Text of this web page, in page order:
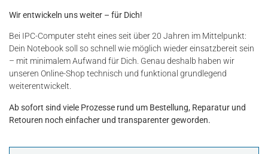
Wir entwickeln uns weiter – für Dich!
Bei IPC-Computer steht eines seit über 20 Jahren im Mittelpunkt:
Dein Notebook soll so schnell wie möglich wieder einsatzbereit sein
– mit minimalem Aufwand für Dich. Genau deshalb haben wir
unseren Online-Shop technisch und funktional grundlegend
weiterentwickelt.
Ab sofort sind viele Prozesse rund um Bestellung, Reparatur und
Retouren noch einfacher und transparenter geworden.